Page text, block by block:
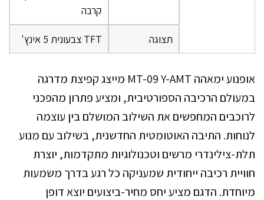
קרבה
תצוגה TFT צבעונית 5 אינץ'
אופנוע ימאהה MT-09 Y-AMT מייצג קפיצת מדרגה
במעולם הרכיבה הספורטיבית, ומציע פתרון מהפכני
לרוכבים המחפשים את השילוב המושלם בין עוצמה
לנוחות. התיבה האוטומטית החדשנית, בשילוב עם מנוע
תלת-צילינדרי מרשים וטכנולוגיות מתקדמות, יוצרת
חוויית רכיבה ייחודית שמעניקה כל רגע בדרך משמעות
מיוחדת. הדגם מציע יחס מחיר-ביצועים יוצא דופן